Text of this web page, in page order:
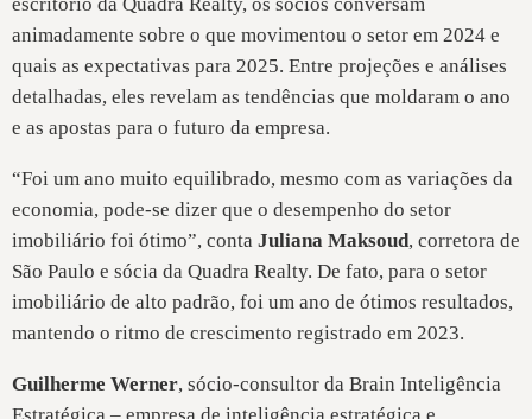
escritório da Quadra Realty, os sócios conversam
animadamente sobre o que movimentou o setor em 2024 e
quais as expectativas para 2025. Entre projeções e análises
detalhadas, eles revelam as tendências que moldaram o ano
e as apostas para o futuro da empresa.
“Foi um ano muito equilibrado, mesmo com as variações da
economia, pode-se dizer que o desempenho do setor
imobiliário foi ótimo”, conta Juliana Maksoud, corretora de
São Paulo e sócia da Quadra Realty. De fato, para o setor
imobiliário de alto padrão, foi um ano de ótimos resultados,
mantendo o ritmo de crescimento registrado em 2023.
Guilherme Werner, sócio-consultor da Brain Inteligência